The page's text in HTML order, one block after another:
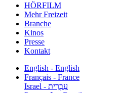
HÖRFILM
Mehr Freizeit
Branche
Kinos
Presse
Kontakt
English - English
Français - France
עִבְרִית - Israel